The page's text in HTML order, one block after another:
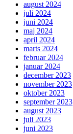
august 2024
juli 2024
juni 2024
maj 2024
april 2024
marts 2024
februar 2024
januar 2024
december 2023
november 2023
oktober 2023
september 2023
august 2023
juli 2023
juni 2023